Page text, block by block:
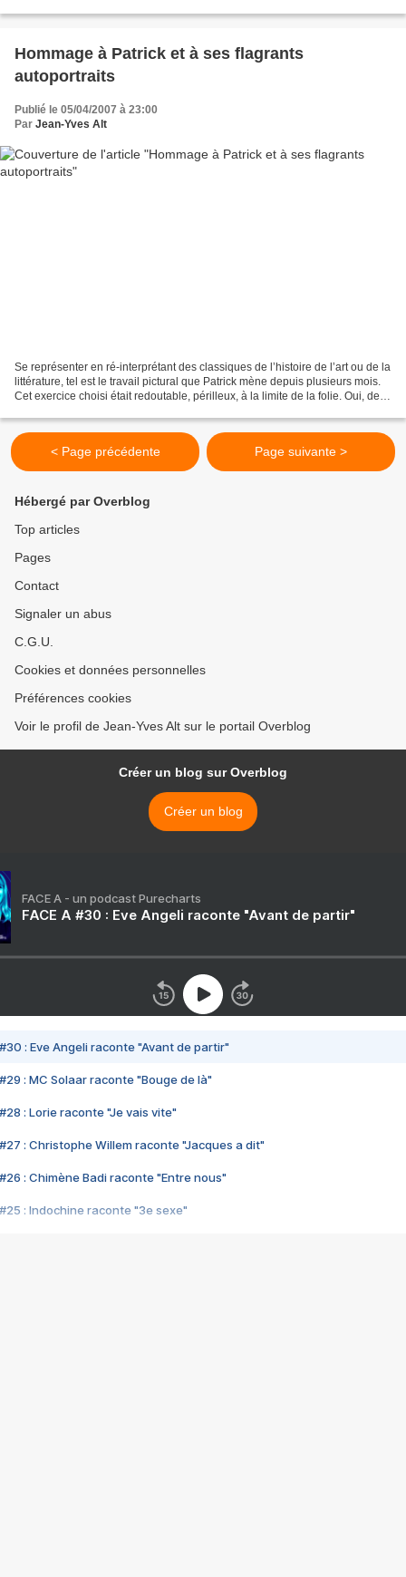
Hommage à Patrick et à ses flagrants
autoportraits
Publié le 05/04/2007 à 23:00
Par Jean-Yves Alt
Se représenter en ré-interprétant des classiques de l’histoire de l’art ou de la
littérature, tel est le travail pictural que Patrick mène depuis plusieurs mois.
Cet exercice choisi était redoutable, périlleux, à la limite de la folie. Oui, de la
< Page précédente Page suivante >
Hébergé par Overblog
Top articles
Pages
Contact
Signaler un abus
C.G.U.
Cookies et données personnelles
Préférences cookies
Voir le profil de Jean-Yves Alt sur le portail Overblog
Créer un blog sur Overblog
Créer un blog
FACE A - un podcast Purecharts
FACE A #30 : Eve Angeli raconte "Avant de partir"
#30 : Eve Angeli raconte "Avant de partir"
#29 : MC Solaar raconte "Bouge de là"
#28 : Lorie raconte "Je vais vite"
#27 : Christophe Willem raconte "Jacques a dit"
#26 : Chimène Badi raconte "Entre nous"
#25 : Indochine raconte "3e sexe"